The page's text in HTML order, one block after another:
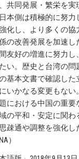
共同発展・繁栄を実
本側は積極的に努力
化し、より多くの協
の改善発展を加速し
友好の増進に努力し
い。歴史と台湾の問
基本文書で確認した
いかなる変更もない
における中国の重要
の平和・安定に関わ
疎通や調整を強化し
）